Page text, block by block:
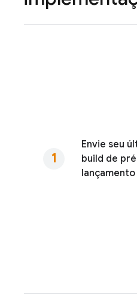
Envie seu
build de
lançamento